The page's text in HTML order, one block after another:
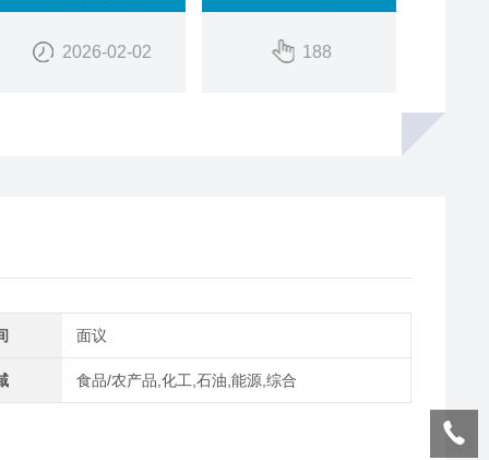
2026-02-02 188
面议
食品/农产品,化工,石油,能源,综合